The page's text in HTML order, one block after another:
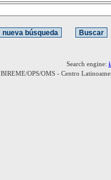
Search engine:
BIREME/OPS/OMS - Centro